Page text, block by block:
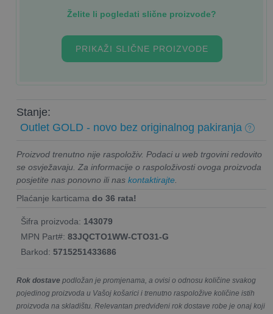
Želite li pogledati slične proizvode?
PRIKAŽI SLIČNE PROIZVODE
Stanje:
Outlet GOLD - novo bez originalnog pakiranja
Proizvod trenutno nije raspoloživ. Podaci u web trgovini redovito
se osvježavaju. Za informacije o raspoloživosti ovoga proizvoda
posjetite nas ponovno ili nas kontaktirajte
Plaćanje karticama do 36 rata!
Šifra proizvoda: 143079
MPN Part#: 83JQCTO1WW-CTO31-G
Barkod: 5715251433686
Rok dostave podložan je promjenama, a ovisi o odnosu količine svakog
pojedinog proizvoda u Vašoj košarici i trenutno raspoložive količine istih
proizvoda na skladištu. Relevantan predviđeni rok dostave robe je onaj koji